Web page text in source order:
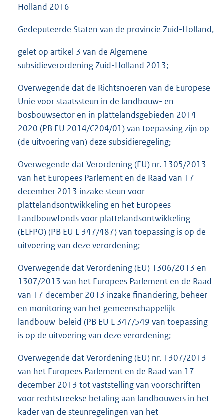
Holland 2016
Gedeputeerde Staten van de provincie Zuid-Holland,
gelet op artikel 3 van de Algemene
subsidieverordening Zuid-Holland 2013;
Overwegende dat de Richtsnoeren van de Europese
Unie voor staatssteun in de landbouw- en
bosbouwsector en in plattelandsgebieden 2014-
2020 (PB EU 2014/C204/01) van toepassing zijn op
(de uitvoering van) deze subsidieregeling;
Overwegende dat Verordening (EU) nr. 1305/2013
van het Europees Parlement en de Raad van 17
december 2013 inzake steun voor
plattelandsontwikkeling en het Europees
Landbouwfonds voor plattelandsontwikkeling
(ELFPO) (PB EU L 347/487) van toepassing is op de
uitvoering van deze verordening;
Overwegende dat Verordening (EU) 1306/2013 en
1307/2013 van het Europees Parlement en de Raad
van 17 december 2013 inzake financiering, beheer
en monitoring van het gemeenschappelijk
landbouw-beleid (PB EU L 347/549 van toepassing
is op de uitvoering van deze verordening;
Overwegende dat Verordening (EU) nr. 1307/2013
van het Europees Parlement en de Raad van 17
december 2013 tot vaststelling van voorschriften
voor rechtstreekse betaling aan landbouwers in het
kader van de steunregelingen van het